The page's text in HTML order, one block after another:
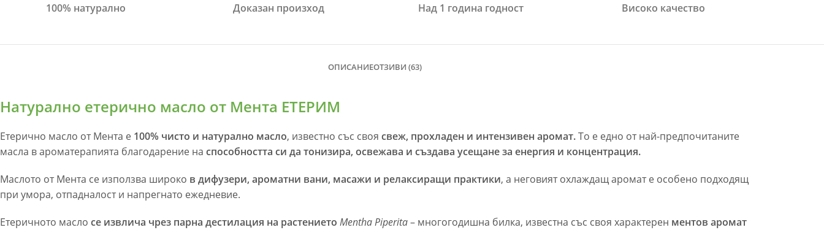
100% натурално Доказан произход Над 1 година годност Високо качество
ОПИСАНИЕОТЗИВИ (63)
Натурално етерично масло от Мента ЕТЕРИМ
Етерично масло от Мента е 100% чисто и натурално масло, известно със своя свеж, прохладен и интензивен аромат.То е едно от най-предпочитаните
масла в ароматерапията благодарение на способността си да тонизира, освежава и създава усещане за енергия и концентрация.
Маслото от Мента се използва широко в дифузери, ароматни вани, масажи и релаксиращи практики, а неговият охлаждащ аромат е особено подходящ
при умора, отпадналост и напрегнато ежедневие.
Етеричното масло се извлича чрез парна дестилация на растението Mentha Piperita– многогодишна билка, известна със своя характерен ментов аромат